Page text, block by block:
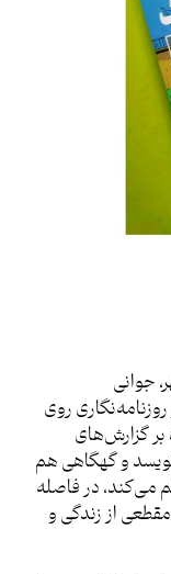
جوانی
روی
بر گزارش‌های
و گهگاهی هم
می‌کند، در فاصله
از زندگی و